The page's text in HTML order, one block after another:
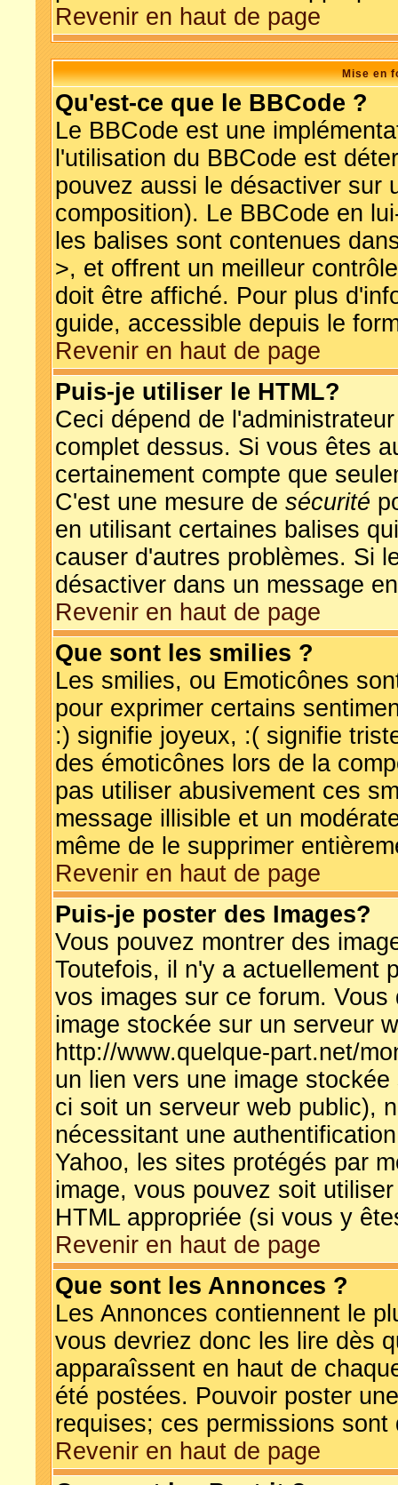
Revenir en haut de page
Mise en
Qu'est-ce que le BBCode ?
Le BBCode est une
l'utilisation du BBCode est
pouvez aussi le désactiver sur
composition). Le BBCode en
les balises sont contenues
>, et offrent un meilleur
doit être affiché. Pour plus
guide, accessible depuis le
Revenir en haut de page
Puis-je utiliser le HTML?
Ceci dépend de
complet dessus. Si vous êtes
certainement compte que
C'est une mesure de sécurité
en utilisant certaines balises
causer d'autres problèmes. Si
désactiver dans un message
Revenir en haut de page
Que sont les smilies ?
Les smilies, ou Emoticônes
pour exprimer certains
:) signifie joyeux, :( signifie
des émoticônes lors de la
pas utiliser abusivement ces
message illisible et un
même de le supprimer
Revenir en haut de page
Puis-je poster des Images?
Vous pouvez montrer des
Toutefois, il n'y a actuellement
vos images sur ce forum.
image stockée sur un serveur
http://www.quelque-part.net/
un lien vers une image
ci soit un serveur web public),
nécessitant une
Yahoo, les sites protégés par
image, vous pouvez soit
HTML appropriée (si vous y
Revenir en haut de page
Que sont les Annonces ?
Les Annonces contiennent le
vous devriez donc les lire dès
apparaîssent en haut de
été postées. Pouvoir poster
requises; ces permissions
Revenir en haut de page